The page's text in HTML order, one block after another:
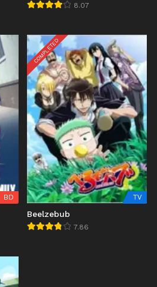
8.07
BD
COMPLETED
TV
Beelzebub
7.86